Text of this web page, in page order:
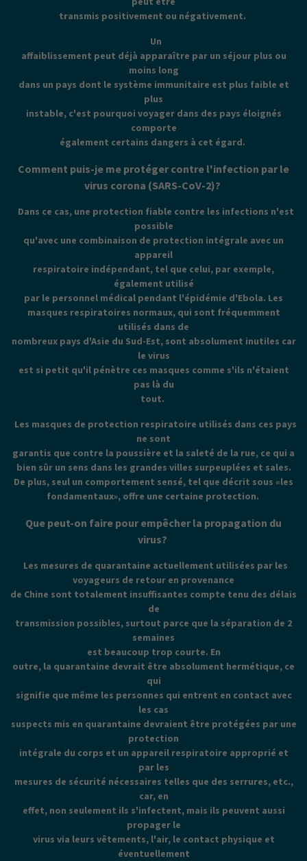
transmis positivement ou négativement.
Un
affaiblissement peut déjà apparaître par un séjour plus ou
moins long
dans un pays dont le système immunitaire est plus faible et
plus
instable, c'est pourquoi voyager dans des pays éloignés
comporte
également certains dangers à cet égard.
Comment puis-je me protéger contre l'infection par le
virus corona (SARS-CoV-2)?
Dans ce cas, une protection fiable contre les infections n'est
possible
qu'avec une combinaison de protection intégrale avec un
appareil
respiratoire indépendant, tel que celui, par exemple,
également utilisé
par le personnel médical pendant l'épidémie d'Ebola. Les
masques respiratoires normaux, qui sont fréquemment
utilisés dans de
nombreux pays d'Asie du Sud-Est, sont absolument inutiles car
le virus
est si petit qu'il pénètre ces masques comme s'ils n'étaient
pas là du
tout.
Les masques de protection respiratoire utilisés dans ces pays
ne sont
garantis que contre la poussière et la saleté de la rue, ce qui a
bien sûr un sens dans les grandes villes surpeuplées et sales.
De plus, seul un comportement sensé, tel que décrit sous «les
fondamentaux», offre une certaine protection.
Que peut-on faire pour empêcher la propagation du
virus?
Les mesures de quarantaine actuellement utilisées par les
voyageurs de retour en provenance
de Chine sont totalement insuffisantes compte tenu des délais
de
transmission possibles, surtout parce que la séparation de 2
semaines
est beaucoup trop courte. En
outre, la quarantaine devrait être absolument hermétique, ce
qui
signifie que même les personnes qui entrent en contact avec
les cas
suspects mis en quarantaine devraient être protégées par une
protection
intégrale du corps et un appareil respiratoire approprié et
par les
mesures de sécurité nécessaires telles que des serrures, etc.,
car, en
effet, non seulement ils s'infectent, mais ils peuvent aussi
propager le
virus via leurs vêtements, l'air, le contact physique et
éventuellement